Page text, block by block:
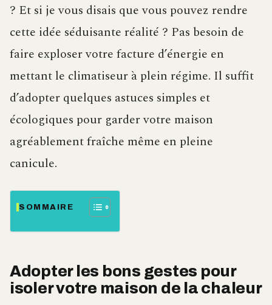
? Et si je vous disais que vous pouvez rendre
cette idée séduisante réalité ? Pas besoin de
faire exploser votre facture d’énergie en
mettant le climatiseur à plein régime. Il suffit
d’adopter quelques astuces simples et
écologiques pour garder votre maison
agréablement fraîche même en pleine
canicule.
SOMMAIRE
Adopter les bons gestes pour
isoler votre maison de la chaleur